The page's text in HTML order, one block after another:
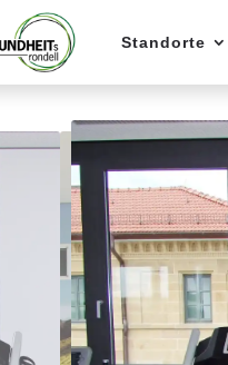
Standorte